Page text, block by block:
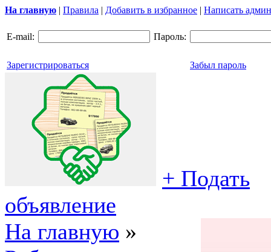
На главную | Правила | Добавить в избранное | Написать
E-mail: Пароль:
Зарегистрироваться Забыл пароль
+ Подать
объявление
На главную »